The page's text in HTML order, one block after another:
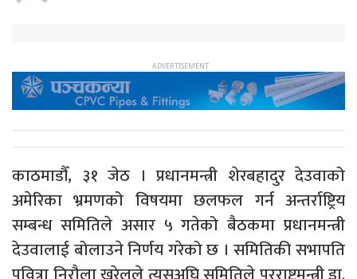
काठमाडौँ, ३१ जेठ । प्रधानमन्त्री शेरबहादुर देउवाको
अमेरिका भ्रमणको विषयमा छलफल गर्न अन्तर्राष्ट्रिय
सम्बन्ध समितिले असार ५ गतेको बैठकमा प्रधानमन्त्री
देउवालाई बोलाउने निर्णय गरेको छ । समितिकी सभापति